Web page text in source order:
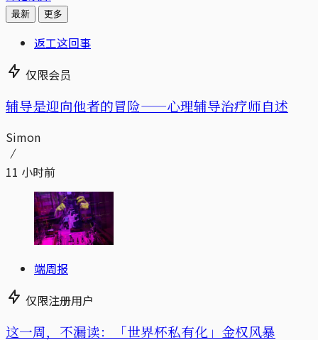
最新 更多
返工这回事
仅限会员
辅导是迎向他者的冒险——心理辅导治疗师自述
Simon
11 小时前
端周报
仅限注册用户
这一周，不漏读：「世界杯私有化」金权风暴